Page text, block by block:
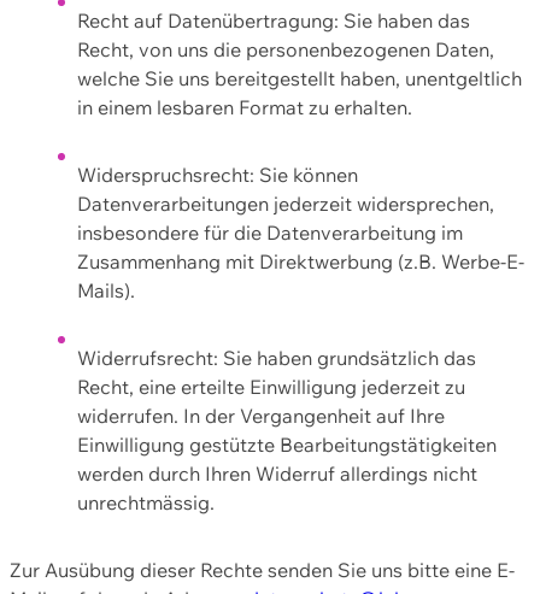
Recht auf Datenübertragung: Sie haben das
Recht, von uns die personenbezogenen Daten,
welche Sie uns bereitgestellt haben, unentgeltlich
in einem lesbaren Format zu erhalten.
Widerspruchsrecht: Sie können
Datenverarbeitungen jederzeit widersprechen,
insbesondere für die Datenverarbeitung im
Zusammenhang mit Direktwerbung (z.B. Werbe-E-
Mails).
Widerrufsrecht: Sie haben grundsätzlich das
Recht, eine erteilte Einwilligung jederzeit zu
widerrufen. In der Vergangenheit auf Ihre
Einwilligung gestützte Bearbeitungstätigkeiten
werden durch Ihren Widerruf allerdings nicht
unrechtmässig.
Zur Ausübung dieser Rechte senden Sie uns bitte eine E-